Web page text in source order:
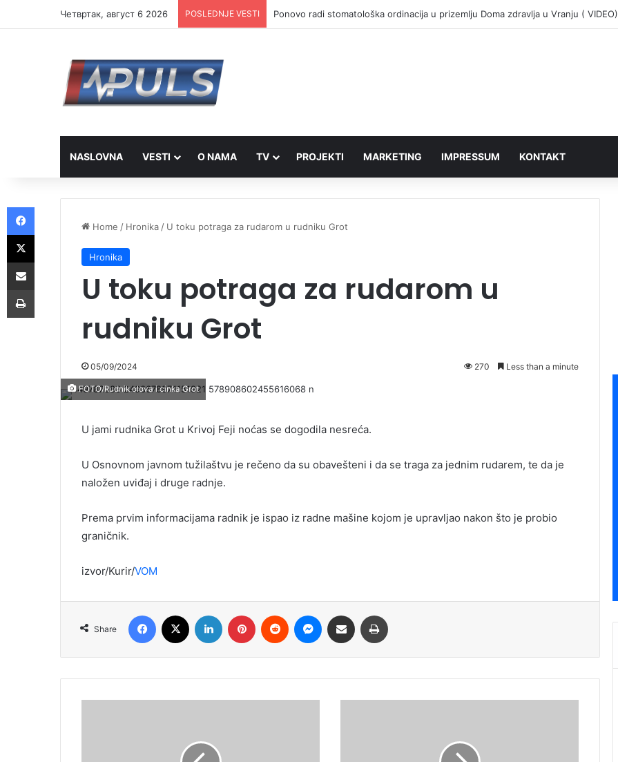
Четвртак, август 6 2026 POSLEDNJE VESTI Ponovo radi stomatološka ordinacija u prizemlju Doma zdravlja u Vranju ( VIDEO)
NASLOVNA VESTI O NAMA TV PROJEKTI MARKETING IMPRESSUM KONTAKT
Home / Hronika / U toku potraga za rudarom u rudniku Grot
Hronika
U toku potraga za rudarom u
rudniku Grot
05/09/2024 270 Less than a minute
FOTO/Rudnik olova i cinka Grot
U jami rudnika Grot u Krivoj Feji noćas se dogodila nesreća.
U Osnovnom javnom tužilaštvu je rečeno da su obavešteni i da se traga za jednim rudarem, te da je
naložen uviđaj i druge radnje.
Prema prvim informacijama radnik je ispao iz radne mašine kojom je upravljao nakon što je probio
graničnik.
izvor/Kurir/VOM
Share
Facebook LinkedIn Pinterest Reddit Messenger
Share via Email
Facebook
X
Share via Email